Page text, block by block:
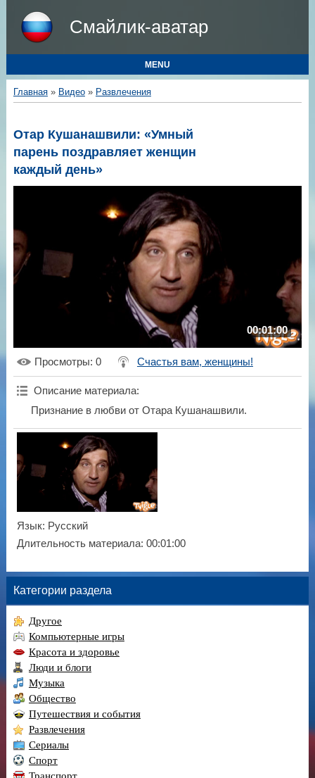
Смайлик-аватар
MENU
Главная» Видео» Развлечения
Отар Кушанашвили: «Умный
парень поздравляет женщин
каждый день»
00:01:00
Просмотры: 0 Счастья вам, женщины!
Описание материала:
Признание в любви от Отара Кушанашвили.
Язык: Русский
Длительность материала: 00:01:00
Категории раздела
Другое
Компьютерные игры
Красота и здоровье
Люди и блоги
Музыка
Общество
Путешествия и события
Развлечения
Сериалы
Спорт